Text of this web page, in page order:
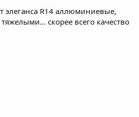
элеганса R14 аллюминиевые,
скорее всего качество